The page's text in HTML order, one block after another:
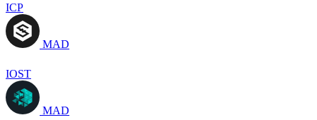
ICP
MAD
IOST
MAD